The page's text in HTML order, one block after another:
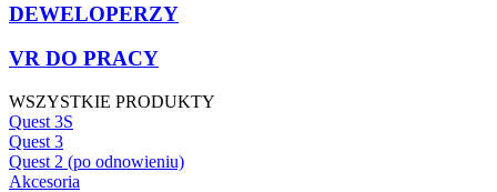
DEWELOPERZY
VR DO PRACY
WSZYSTKIE PRODUKTY
Quest 3S
Quest 3
Quest 2 (po odnowieniu)
Akcesoria